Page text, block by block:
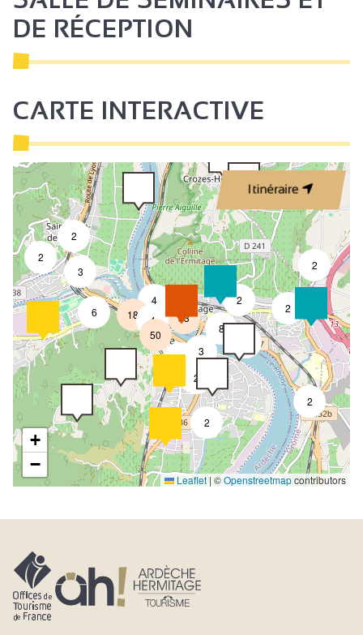
DE RÉCEPTION
CARTE INTERACTIVE
Itinéraire
2
2
2
2
2
2
2
8
2
3
6
4
4
18
2
3
50
33
+
−
Leaflet | ©Openstreetmapcontributors